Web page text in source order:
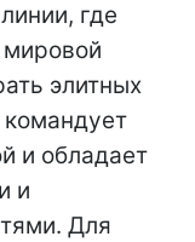
где
элитных
командует
и обладает
и
Для